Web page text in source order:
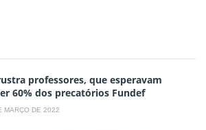
professores, que esperavam
60% dos precatórios Fundef
MARÇO DE 2022